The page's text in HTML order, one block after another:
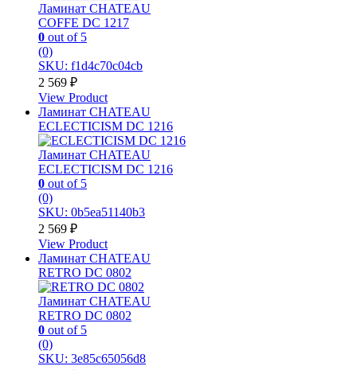
Ламинат CHATEAU
COFFE DC 1217
0 out of 5
(0)
SKU: f1d4c70c04cb
2 569 ₽
View Product
Ламинат CHATEAU
ECLECTICISM DC 1216
Ламинат CHATEAU
ECLECTICISM DC 1216
0 out of 5
(0)
SKU: 0b5ea51140b3
2 569 ₽
View Product
Ламинат CHATEAU
RETRO DC 0802
Ламинат CHATEAU
RETRO DC 0802
0 out of 5
(0)
SKU: 3e85c65056d8